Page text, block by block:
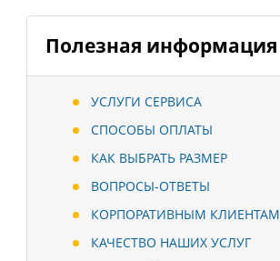
Полезная информация
УСЛУГИ СЕРВИСА
СПОСОБЫ ОПЛАТЫ
КАК ВЫБРАТЬ РАЗМЕР
ВОПРОСЫ-ОТВЕТЫ
КОРПОРАТИВНЫМ КЛИЕНТАМ
КАЧЕСТВО НАШИХ УСЛУГ